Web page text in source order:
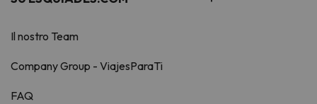
Il nostro Team
Company Group - ViajesParaTi
FAQ